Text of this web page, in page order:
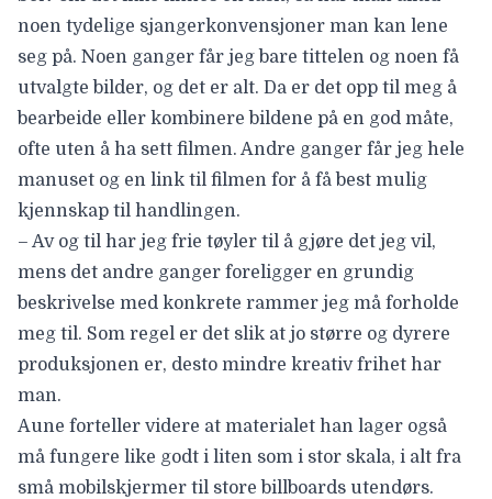
noen tydelige sjangerkonvensjoner man kan lene
seg på. Noen ganger får jeg bare tittelen og noen få
utvalgte bilder, og det er alt. Da er det opp til meg å
bearbeide eller kombinere bildene på en god måte,
ofte uten å ha sett filmen. Andre ganger får jeg hele
manuset og en link til filmen for å få best mulig
kjennskap til handlingen.
– Av og til har jeg frie tøyler til å gjøre det jeg vil,
mens det andre ganger foreligger en grundig
beskrivelse med konkrete rammer jeg må forholde
meg til. Som regel er det slik at jo større og dyrere
produksjonen er, desto mindre kreativ frihet har
man.
Aune forteller videre at materialet han lager også
må fungere like godt i liten som i stor skala, i alt fra
små mobilskjermer til store billboards utendørs.